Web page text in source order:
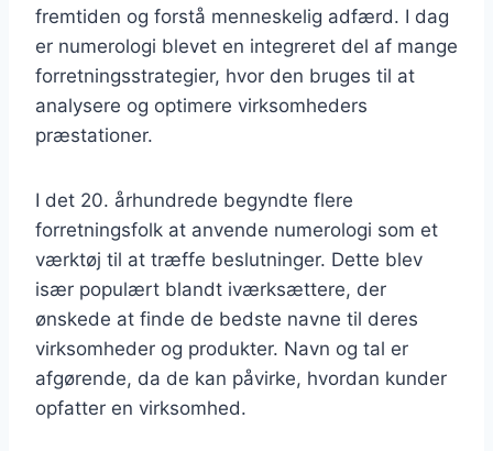
fremtiden og forstå menneskelig adfærd. I dag
er numerologi blevet en integreret del af mange
forretningsstrategier, hvor den bruges til at
analysere og optimere virksomheders
præstationer.
I det 20. århundrede begyndte flere
forretningsfolk at anvende numerologi som et
værktøj til at træffe beslutninger. Dette blev
især populært blandt iværksættere, der
ønskede at finde de bedste navne til deres
virksomheder og produkter. Navn og tal er
afgørende, da de kan påvirke, hvordan kunder
opfatter en virksomhed.